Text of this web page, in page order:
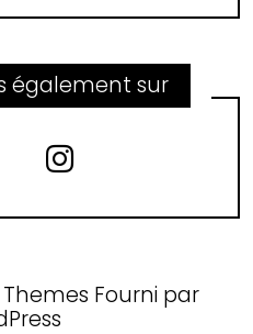
également sur
Themes Fourni par